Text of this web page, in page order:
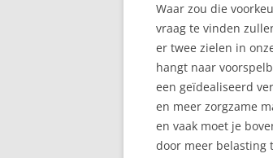
Waar zou die
vraag te vinden
er twee zielen in
hangt naar
een geïdealiseerd
en meer zorgzame
en vaak moet je
door meer belasting